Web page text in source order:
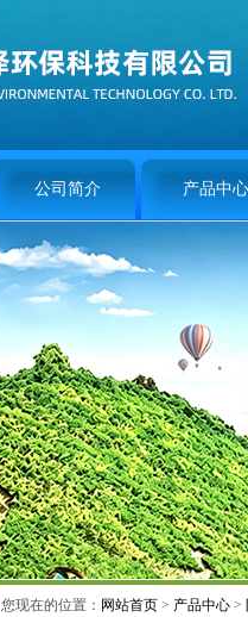
公司简介 产品中心
您现在的位置： 网站首页 > 产品中心 >